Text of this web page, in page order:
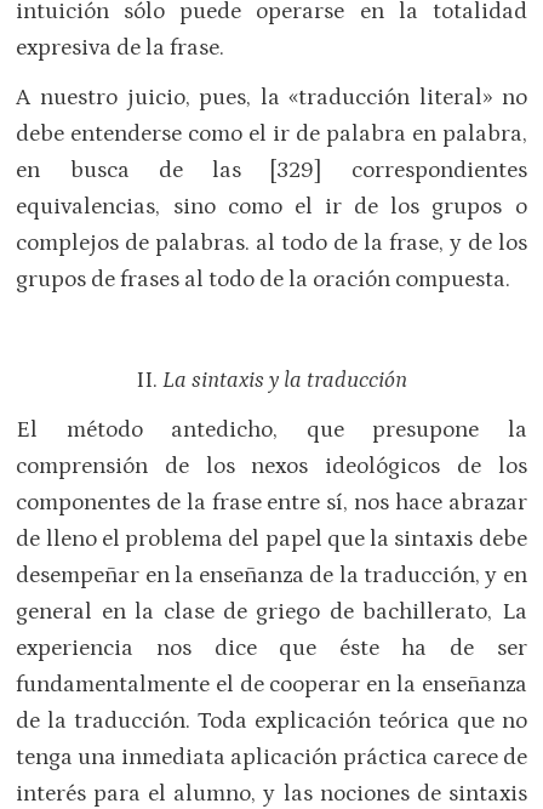
intuición sólo puede operarse en la totalidad
expresiva de la frase.
A nuestro juicio, pues, la «traducción literal» no
debe entenderse como el ir de palabra en palabra,
en busca de las [329] correspondientes
equivalencias, sino como el ir de los grupos o
complejos de palabras. al todo de la frase, y de los
grupos de frases al todo de la oración compuesta.
II. La sintaxis y la traducción
El método antedicho, que presupone la
comprensión de los nexos ideológicos de los
componentes de la frase entre sí, nos hace abrazar
de lleno el problema del papel que la sintaxis debe
desempeñar en la enseñanza de la traducción, y en
general en la clase de griego de bachillerato, La
experiencia nos dice que éste ha de ser
fundamentalmente el de cooperar en la enseñanza
de la traducción. Toda explicación teórica que no
tenga una inmediata aplicación práctica carece de
interés para el alumno, y las nociones de sintaxis